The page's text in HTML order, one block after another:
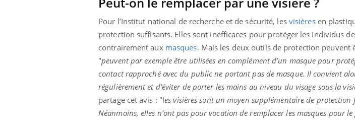
Pour l’Institut national de recherche et de sécurité, les visièresen
protection suffisants. Elles sont inefficaces pour protéger les individus
contrairement aux masques. Mais les deux outils de protection peuvent
"peuvent par exemple être utilisées en complément d’un masque pour
contact rapproché avec du public ne portant pas de masque. Il convient
régulièrement et d’éviter de porter les mains au niveau du visage sous la
partage cet avis : "les visières sont un moyen supplémentaire de
Néanmoins, elles n’ont pas pour vocation de remplacer les masques pour